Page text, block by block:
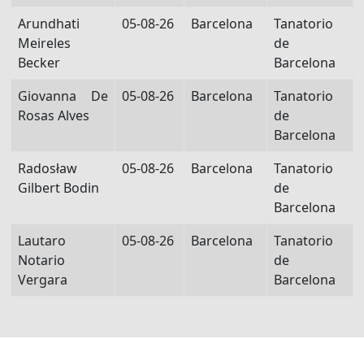
Arundhati
Meireles
Becker
05-08-26 Barcelona
Tanatorio
de
Barcelona
Giovanna De
Rosas Alves
05-08-26 Barcelona
Tanatorio
de
Barcelona
Radosław
Gilbert Bodin
05-08-26 Barcelona
Tanatorio
de
Barcelona
Lautaro
Notario
Vergara
05-08-26 Barcelona
Tanatorio
de
Barcelona